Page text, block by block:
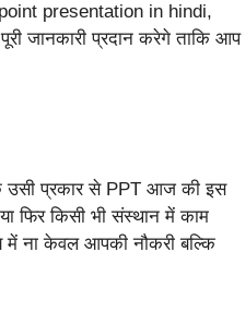
presentation in hindi,
जानकारी प्रदान करेगे ताकि आप
उसी प्रकार से PPT आज की इस
फिर किसी भी संस्थान में काम
में ना केवल आपकी नौकरी बल्कि